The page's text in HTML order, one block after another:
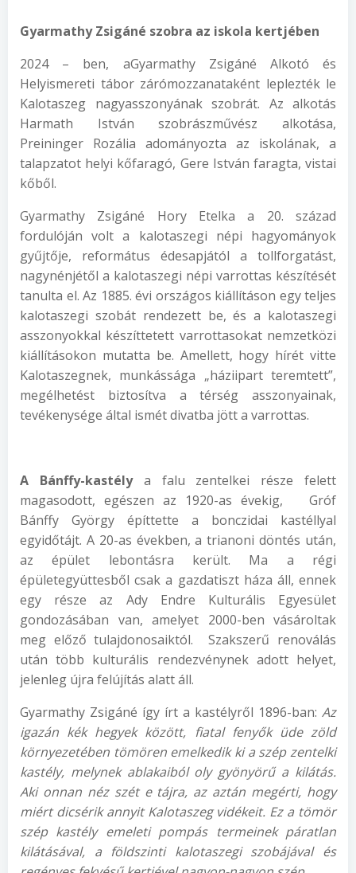
Gyarmathy Zsigáné szobra az iskola kertjében
2024 – ben, aGyarmathy Zsigáné Alkotó és
Helyismereti tábor zárómozzanataként leplezték le
Kalotaszeg nagyasszonyának szobrát. Az alkotás
Harmath István szobrászművész alkotása,
Preininger Rozália adományozta az iskolának, a
talapzatot helyi kőfaragó, Gere István faragta, vistai
kőből.
Gyarmathy Zsigáné Hory Etelka a 20. század
fordulóján volt a kalotaszegi népi hagyományok
gyűjtője, református édesapjától a tollforgatást,
nagynénjétől a kalotaszegi népi varrottas készítését
tanulta el. Az 1885. évi országos kiállításon egy teljes
kalotaszegi szobát rendezett be, és a kalotaszegi
asszonyokkal készíttetett varrottasokat nemzetközi
kiállításokon mutatta be. Amellett, hogy hírét vitte
Kalotaszegnek, munkássága „háziipart teremtett”,
megélhetést biztosítva a térség asszonyainak,
tevékenysége által ismét divatba jött a varrottas.
A Bánffy-kastélya falu zentelkei része felett
magasodott, egészen az 1920-as évekig, Gróf
Bánffy György építtette a bonczidai kastéllyal
egyidőtájt. A 20-as években, a trianoni döntés után,
az épület lebontásra került. Ma a régi
épületegyüttesből csak a gazdatiszt háza áll, ennek
egy része az Ady Endre Kulturális Egyesület
gondozásában van, amelyet 2000-ben vásároltak
meg előző tulajdonosaiktól. Szakszerű renoválás
után több kulturális rendezvénynek adott helyet,
jelenleg újra felújítás alatt áll.
Gyarmathy Zsigáné így írt a kastélyről 1896-ban: Az
igazán kék hegyek között, fiatal fenyők üde zöld
környezetében tömören emelkedik ki a szép zentelki
kastély, melynek ablakaiból oly gyönyörű a kilátás.
Aki onnan néz szét e tájra, az aztán megérti, hogy
miért dicsérik annyit Kalotaszeg vidékeit. Ez a tömör
szép kastély emeleti pompás termeinek páratlan
kilátásával, a földszinti kalotaszegi szobájával és